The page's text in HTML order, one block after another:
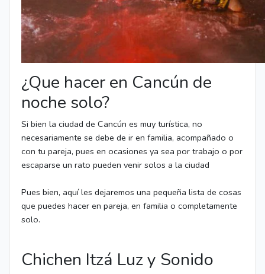
¿Que hacer en Cancún de
noche solo?
Si bien la ciudad de Cancún es muy turística, no
necesariamente se debe de ir en familia, acompañado o
con tu pareja, pues en ocasiones ya sea por trabajo o por
escaparse un rato pueden venir solos a la ciudad
Pues bien, aquí les dejaremos una pequeña lista de cosas
que puedes hacer en pareja, en familia o completamente
solo.
Chichen Itzá Luz y Sonido